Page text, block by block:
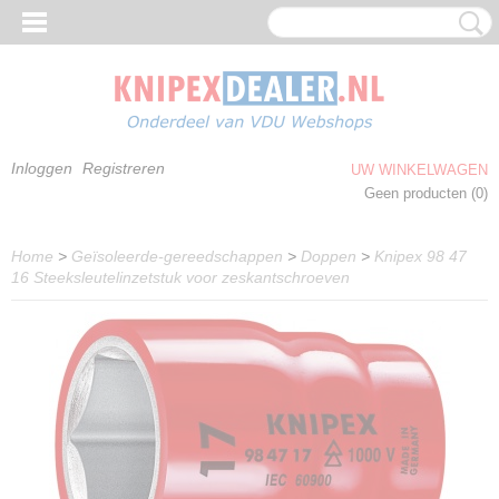
Inloggen Registreren
UW WINKELWAGEN
Geen producten (0)
Home > Geïsoleerde-gereedschappen > Doppen > Knipex 98 47
16 Steeksleutelinzetstuk voor zeskantschroeven